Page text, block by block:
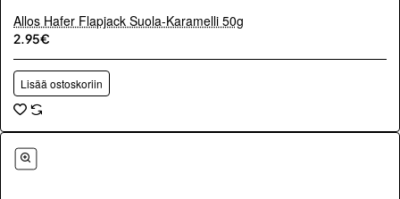
Allos Hafer Flapjack Suola-Karamelli 50g
2.95€
Lisää ostoskoriin